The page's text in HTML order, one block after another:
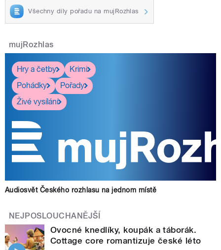
Všechny díly pořadu na mujRozhlas
mujRozhlas
Hry a četby
Krimi
Pohádky
Pořady
Živé vysílání
Audiosvět Českého rozhlasu na jednom místě
NEJPOSLOUCHANĚJŠÍ
Ovocné knedlíky, koupák a táborák.
Cottage core romantizuje české léto